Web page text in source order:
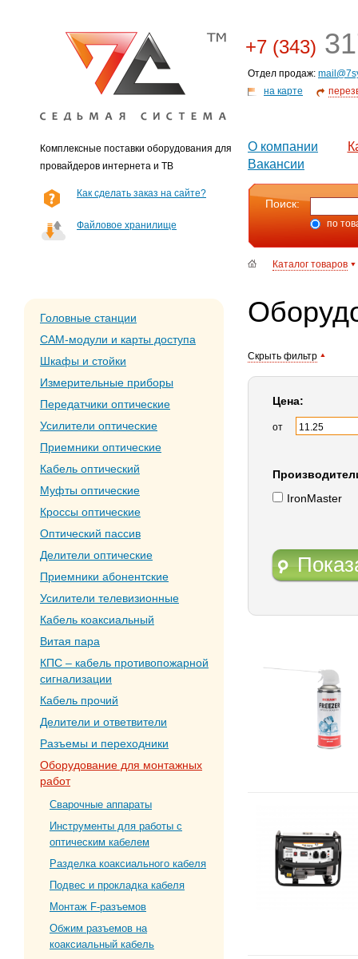
Комплексные поставки оборудования для
провайдеров интернета и ТВ
+7 (343)
Отдел продаж:
на карте
О компании
Вакансии
Как сделать заказ на сайте?
Файловое хранилище
Поиск:
по
Каталог товаров
Головные станции
CAM-модули и карты доступа
Шкафы и стойки
Измерительные приборы
Передатчики оптические
Усилители оптические
Приемники оптические
Кабель оптический
Муфты оптические
Кроссы оптические
Оптический пассив
Делители оптические
Приемники абонентские
Усилители телевизионные
Кабель коаксиальный
Витая пара
КПС – кабель противопожарной
сигнализации
Кабель прочий
Делители и ответвители
Разъемы и переходники
Оборудование для монтажных
работ
Сварочные аппараты
Инструменты для работы с
оптическим кабелем
Разделка коаксиального кабеля
Подвес и прокладка кабеля
Монтаж F-разъемов
Обжим разъемов на
коаксиальный кабель
Скрыть фильтр
Цена:
от
IronMaster